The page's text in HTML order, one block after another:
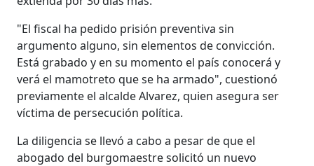
"El fiscal ha pedido prisión preventiva sin
argumento alguno, sin elementos de convicción.
Está grabado y en su momento el país conocerá y
verá el mamotreto que se ha armado", cuestionó
previamente el alcalde Alvarez, quien asegura ser
víctima de persecución política.
La diligencia se llevó a cabo a pesar de que el
abogado del burgomaestre solicitó un nuevo